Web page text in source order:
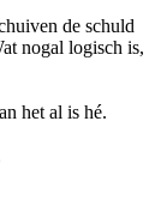
de schuld
nogal logisch is,
het al is hé.